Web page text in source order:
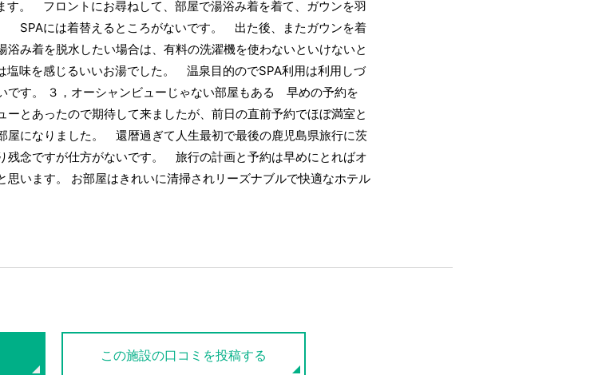
す。 フロントにお尋ねして、部屋で湯浴み着を着て、ガウンを羽
SPAには着替えるところがないです。 出た後、またガウンを着
浴み着を脱水したい場合は、有料の洗濯機を使わないといけないと
味を感じるいいお湯でした。 温泉目的のでSPA利用は利用しづ
です。 ３，オーシャンビューじゃない部屋もある 早めの予約を
とあったので期待して来ましたが、前日の直前予約でほぼ満室と
屋になりました。 還暦過ぎて人生最初で最後の鹿児島県旅行に茨
残念ですが仕方がないです。 旅行の計画と予約は早めにとればオ
思います。 お部屋はきれいに清掃されリーズナブルで快適なホテル
この施設の口コミを投稿する